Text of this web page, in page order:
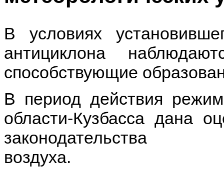
В условиях
антициклона
способствующие
В период действия
области-Кузбасса дана